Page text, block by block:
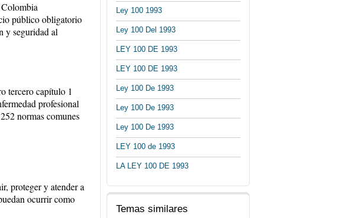
público obligatorio
y seguridad al
tercero capítulo 1
profesional
normas comunes
proteger y atender a
ocurrir como
Ley 100 1993
Ley 100 Del 1993
LEY 100 DE 1993
LEY 100 DE 1993
Ley 100 De 1993
Ley 100 De 1993
Ley 100 De 1993
LEY 100 de 1993
LA LEY 100 DE 1993
Temas similares